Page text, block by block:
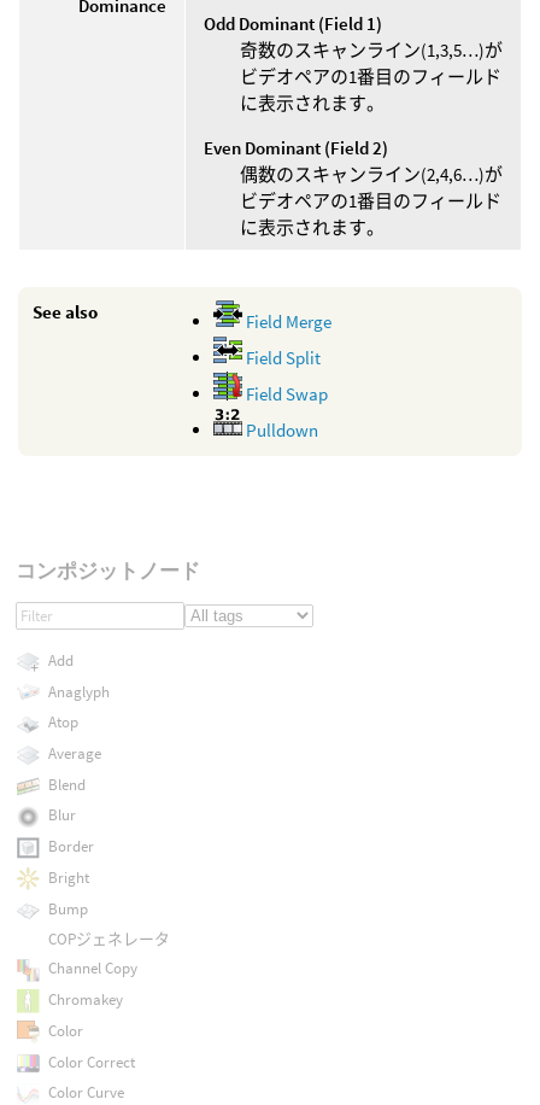
Dominance
Odd Dominant (Field 1)
奇数のスキャンライン(1,3,5…)が
ビデオペアの1番目のフィールド
に表示されます。
Even Dominant (Field 2)
偶数のスキャンライン(2,4,6…)が
ビデオペアの1番目のフィールド
に表示されます。
See also
Field Merge
Field Split
Field Swap
Pulldown
コンポジットノード
Add
Anaglyph
Atop
Average
Blend
Blur
Border
Bright
Bump
COPジェネレータ
Channel Copy
Chromakey
Color
Color Correct
Color Curve